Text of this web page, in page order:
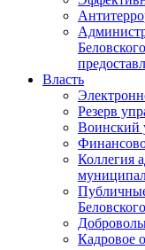
Власть
Резерв
Воинский
Коллегия
Кадровое